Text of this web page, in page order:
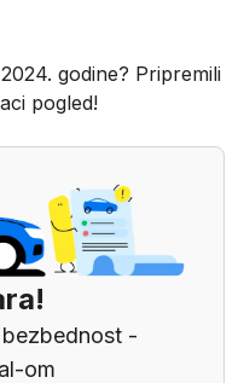
godine? Pripremili
pogled!
-
om